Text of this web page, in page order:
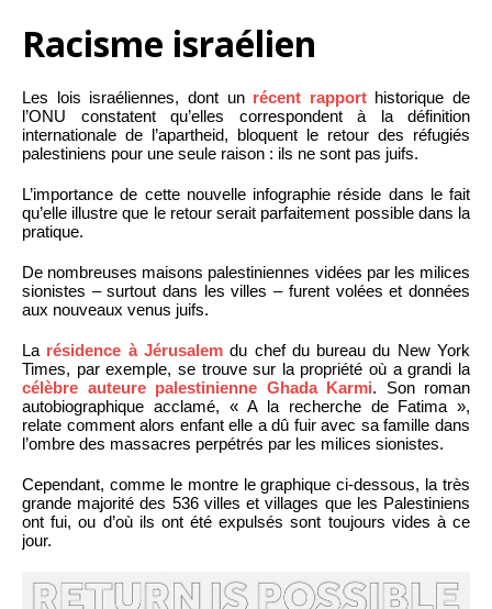
Racisme israélien
Les lois israéliennes, dont un récent rapporthistorique de
l’ONU constatent qu’elles correspondent à la définition
internationale de l’apartheid, bloquent le retour des réfugiés
palestiniens pour une seule raison : ils ne sont pas juifs.
L’importance de cette nouvelle infographie réside dans le fait
qu’elle illustre que le retour serait parfaitement possible dans la
pratique.
De nombreuses maisons palestiniennes vidées par les milices
sionistes – surtout dans les villes – furent volées et données
aux nouveaux venus juifs.
La résidence à Jérusalemdu chef du bureau du New York
Times, par exemple, se trouve sur la propriété où a grandi la
célèbre auteure palestinienne Ghada Karmi. Son roman
autobiographique acclamé, « A la recherche de Fatima »,
relate comment alors enfant elle a dû fuir avec sa famille dans
l’ombre des massacres perpétrés par les milices sionistes.
Cependant, comme le montre le graphique ci-dessous, la très
grande majorité des 536 villes et villages que les Palestiniens
ont fui, ou d’où ils ont été expulsés sont toujours vides à ce
jour.